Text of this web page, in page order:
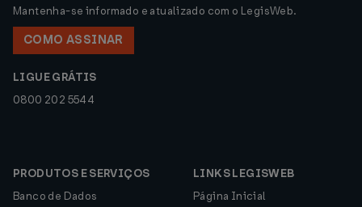
Mantenha-se informado e atualizado com o LegisWeb.
COMO ASSINAR
LIGUE GRÁTIS
0800 202 5544
PRODUTOS E SERVIÇOS
Banco de Dados
LINKS LEGISWEB
Página Inicial